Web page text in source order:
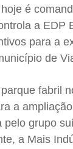
é
a EDP
para a
de
fabril
a
grupo
a Mais